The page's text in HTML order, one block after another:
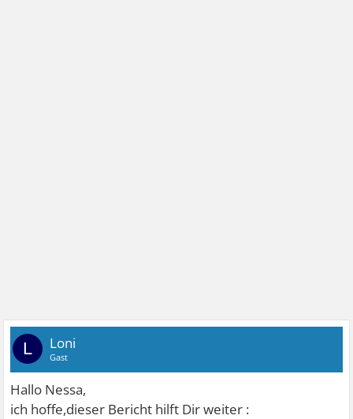
L Loni
Gast
Hallo Nessa,
ich hoffe,dieser Bericht hilft Dir weiter :